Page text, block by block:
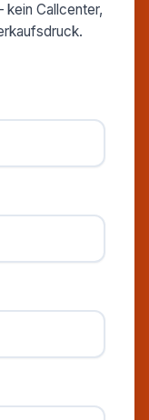
kein Callcenter,